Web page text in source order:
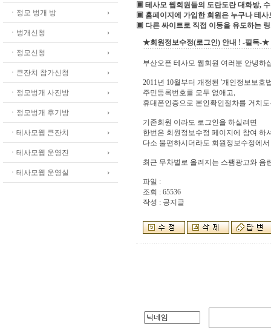
ㆍ정모 벙개 방
ㆍ벙개신청
ㆍ정모신청
ㆍ큰잔치 참가신청
ㆍ정모벙개 사진방
ㆍ정모벙개 후기방
ㆍ테사모웹 큰잔치
ㆍ테사모웹 운영진
ㆍ테사모웹 운영실
▣ 테사모 웹회원들의 도란도란 대화방,
▣ 홈페이지에 가입한 회원은 누구나 테사
▣ 다른 싸이트로 직접 이동을 유도하는
★회원정보수정(로그인) 안내 ! -필독-★
부산오픈 테사모 웹회원 여러분 안녕하
2011년 10월부터 개정된 '개인정보보호
주민등록번호를 모두 없애고,
휴대폰인증으로 본인확인절차를 거치
기존회원 이라도 로그인을 하실려면
한번은 회원정보수정 페이지에 참여 하
다소 불편하시더라도 회원정보수정에
최근 무차별로 올려지는 스팸광고와 음
파일 :
조회 : 65536
작성 : 공지글